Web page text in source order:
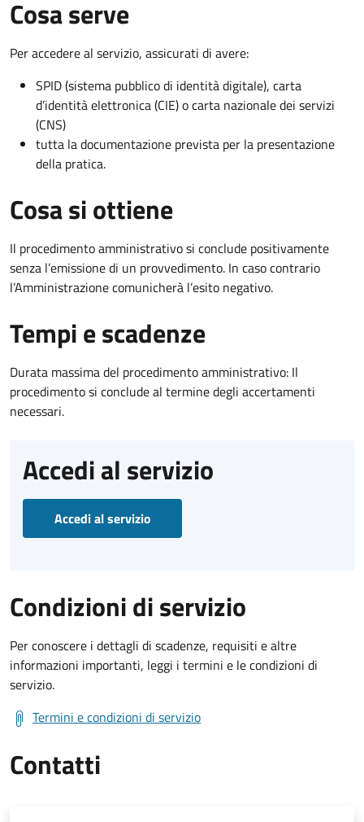
Cosa serve
Per accedere al servizio, assicurati di avere:
SPID (sistema pubblico di identità digitale), carta
d’identità elettronica (CIE) o carta nazionale dei servizi
(CNS)
tutta la documentazione prevista per la presentazione
della pratica.
Cosa si ottiene
Il procedimento amministrativo si conclude positivamente
senza l’emissione di un provvedimento. In caso contrario
l’Amministrazione comunicherà l’esito negativo.
Tempi e scadenze
Durata massima del procedimento amministrativo: Il
procedimento si conclude al termine degli accertamenti
necessari.
Accedi al servizio
Accedi al servizio
Condizioni di servizio
Per conoscere i dettagli di scadenze, requisiti e altre
informazioni importanti, leggi i termini e le condizioni di
servizio.
Termini e condizioni di servizio
Contatti